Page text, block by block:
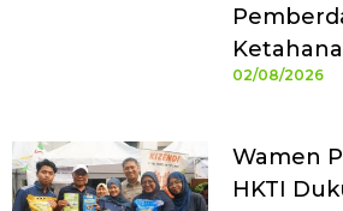
02/08/2026
Wamen
HKTI